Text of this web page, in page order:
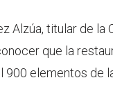
Alzúa, titular de
que la
900 elementos de